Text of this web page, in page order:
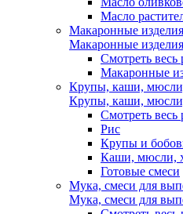
Масло
Макаронные изделия
Макаронные изделия
Смотреть весь
Макаронные
Крупы, каши, мюсли,
Крупы, каши, мюсли,
Смотреть весь
Рис
Крупы и
Каши, мюсли,
Готовые смеси
Мука, смеси для
Мука, смеси для